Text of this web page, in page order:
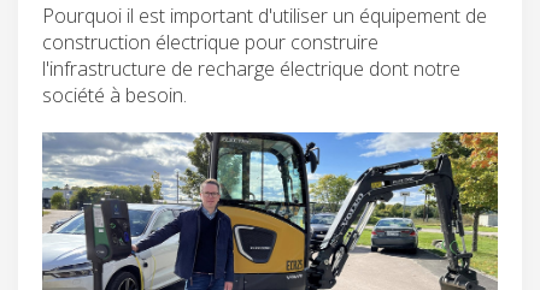
Pourquoi il est important d'utiliser un équipement de
construction électrique pour construire
l'infrastructure de recharge électrique dont notre
société à besoin.